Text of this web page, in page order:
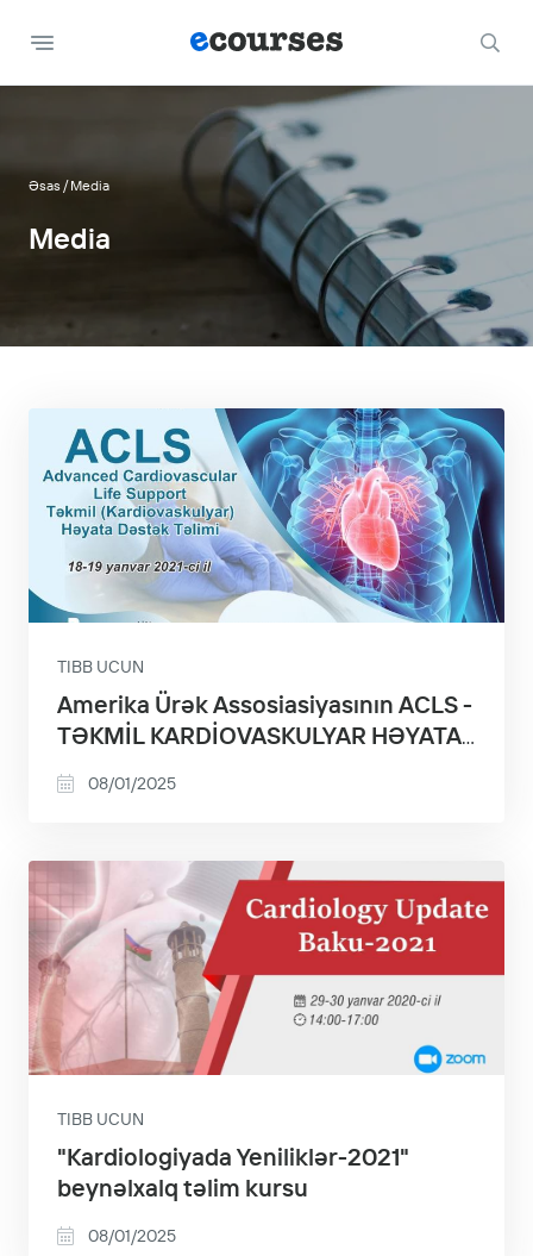
Əsas Media
Media
TIBB UCUN
Amerika Ürək Assosiasiyasının ACLS -
TƏKMİL KARDİOVASKULYAR HƏYATA
DƏSTƏK TƏLİMİ
08/01/2025
TIBB UCUN
"Kardiologiyada Yeniliklər-2021"
beynəlxalq təlim kursu
08/01/2025